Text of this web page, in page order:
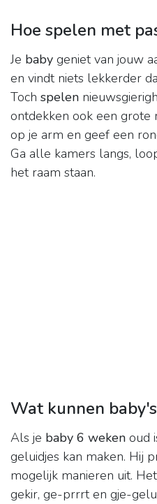
Hoe spelen met
Je baby geniet van jouw
en vindt niets lekkerder
Toch spelen
ontdekken ook een grote
op je arm en geef een
Ga alle kamers langs,
het raam staan.
Wat kunnen
Als je baby 6 weken oud
geluidjes kan maken. Hij
mogelijk manieren uit.
gekir, ge-prrrt en gje-